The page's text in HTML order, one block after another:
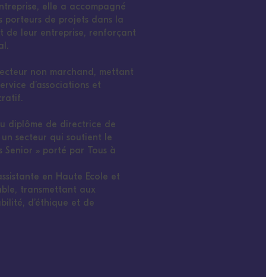
elle a accompagné
porteurs de projets dans la
de leur entreprise, renforçant
non marchand, mettant
d’associations et
diplôme de directrice de
secteur qui soutient le
Senior » porté par Tous à
en Haute Ecole et
transmettant aux
d’éthique et de